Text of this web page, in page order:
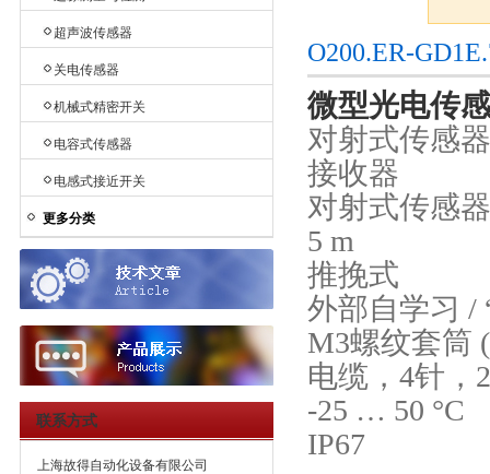
超声波传感器
关电传感器
机械式精密开关
电容式传感器
电感式接近开关
更多分类
联系方式
上海故得自动化设备有限公司
O200.ER-
微型光电传
对射式传感器
接收器
对射式传感器
5 m
推挽式
外部自学习 /
M3螺纹套筒
电缆，4针，
-25 … 50 °C
IP67